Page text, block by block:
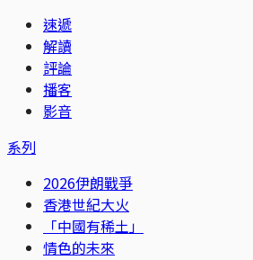
速遞
解讀
評論
播客
影音
系列
2026伊朗戰爭
香港世紀大火
「中國有稀土」
情色的未來